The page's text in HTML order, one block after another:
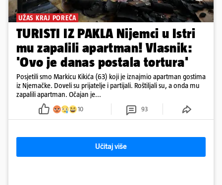
UŽAS KRAJ POREČA
TURISTI IZ PAKLA Nijemci u Istri
mu zapalili apartman! Vlasnik:
'Ovo je danas postala tortura'
Posjetili smo Markicu Kikića (63) koji je iznajmio apartman gostima
iz Njemačke. Doveli su prijatelje i partijali. Roštiljali su, a onda mu
zapalili apartman. Očajan je...
10 93
Učitaj više